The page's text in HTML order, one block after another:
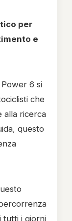
per
e
6 si
che
alla ricerca
questo
tutti i giorni